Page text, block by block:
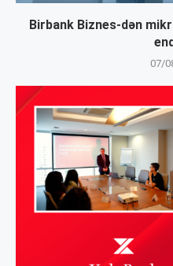
Birbank Biznes-dən
07/